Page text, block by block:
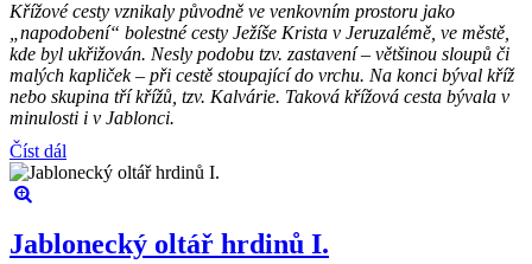
Křížové cesty vznikaly původně ve venkovním prostoru jako
„napodobení“ bolestné cesty Ježíše Krista v Jeruzalémě, ve městě,
kde byl ukřižován. Nesly podobu tzv. zastavení – většinou sloupů či
malých kapliček – při cestě stoupající do vrchu. Na konci býval kříž
nebo skupina tří křížů, tzv. Kalvárie. Taková křížová cesta bývala v
minulosti i v Jablonci.
Číst dál
Jablonecký oltář hrdinů I.